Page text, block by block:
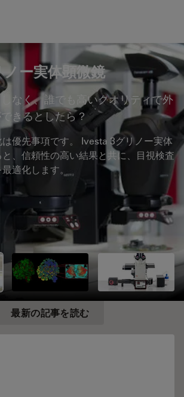
ノー実体顕微鏡
なく、誰でも高いクオリティで外
きるとしたら？
優先事項です。 Ivesta 3グリノー実体
、信頼性の高い結果と共に、目視検査
適化します。
最新の記事を読む